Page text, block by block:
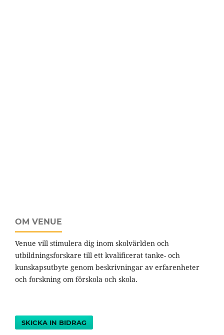
OM VENUE
Venue vill stimulera dig inom skolvärlden och
utbildningsforskare till ett kvalificerat tanke- och
kunskapsutbyte genom beskrivningar av erfarenheter
och forskning om förskola och skola.
SKICKA IN BIDRAG